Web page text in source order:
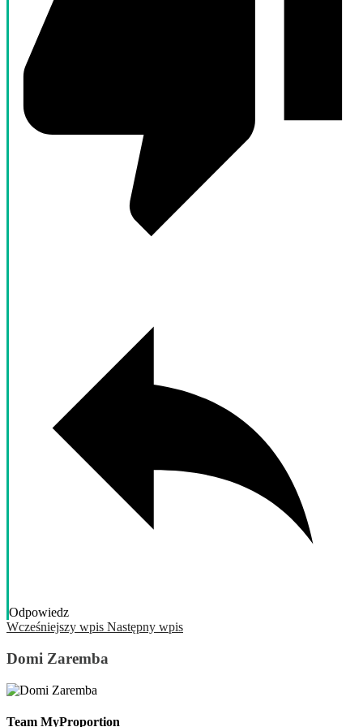
Odpowiedz
Wcześniejszy wpis Następny wpis
Domi Zaremba
Team MyProportion